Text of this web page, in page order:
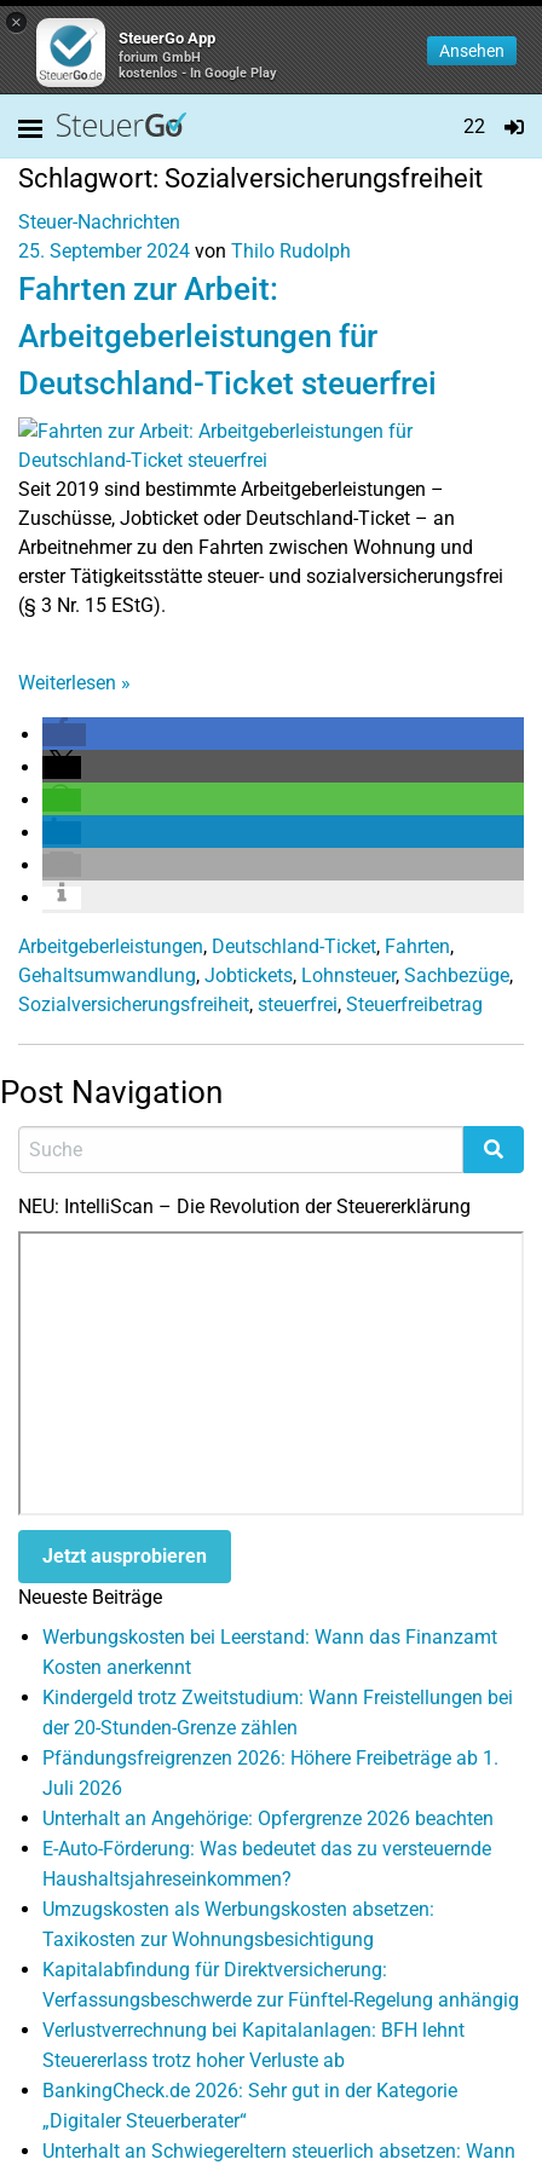
×
SteuerGo App
forium GmbH
kostenlos - In Google Play
Ansehen
22
Schlagwort: Sozialversicherungsfreiheit
Steuer-Nachrichten
25. September 2024 von Thilo Rudolph
Fahrten zur Arbeit:
Arbeitgeberleistungen für
Deutschland-Ticket steuerfrei
Seit 2019 sind bestimmte Arbeitgeberleistungen –
Zuschüsse, Jobticket oder Deutschland-Ticket – an
Arbeitnehmer zu den Fahrten zwischen Wohnung und
erster Tätigkeitsstätte steuer- und sozialversicherungsfrei
(§ 3 Nr. 15 EStG).
Weiterlesen »
Arbeitgeberleistungen, Deutschland-Ticket, Fahrten,
Gehaltsumwandlung, Jobtickets, Lohnsteuer, Sachbezüge,
Sozialversicherungsfreiheit, steuerfrei, Steuerfreibetrag
Post Navigation
NEU: IntelliScan – Die Revolution der Steuererklärung
Jetzt ausprobieren
Neueste Beiträge
Werbungskosten bei Leerstand: Wann das Finanzamt
Kosten anerkennt
Kindergeld trotz Zweitstudium: Wann Freistellungen bei
der 20-Stunden-Grenze zählen
Pfändungsfreigrenzen 2026: Höhere Freibeträge ab 1.
Juli 2026
Unterhalt an Angehörige: Opfergrenze 2026 beachten
E-Auto-Förderung: Was bedeutet das zu versteuernde
Haushaltsjahreseinkommen?
Umzugskosten als Werbungskosten absetzen:
Taxikosten zur Wohnungsbesichtigung
Kapitalabfindung für Direktversicherung:
Verfassungsbeschwerde zur Fünftel-Regelung anhängig
Verlustverrechnung bei Kapitalanlagen: BFH lehnt
Steuererlass trotz hoher Verluste ab
BankingCheck.de 2026: Sehr gut in der Kategorie
„Digitaler Steuerberater“
Unterhalt an Schwiegereltern steuerlich absetzen: Wann